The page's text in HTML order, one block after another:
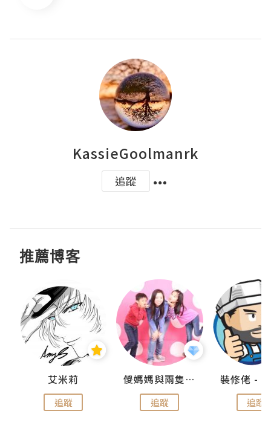
KassieGoolmanrk
追蹤
推薦博客
艾米莉
追蹤
儍媽媽與兩隻小魔怪之家
追蹤 追蹤